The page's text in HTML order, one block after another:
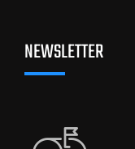
NEWSLETTER